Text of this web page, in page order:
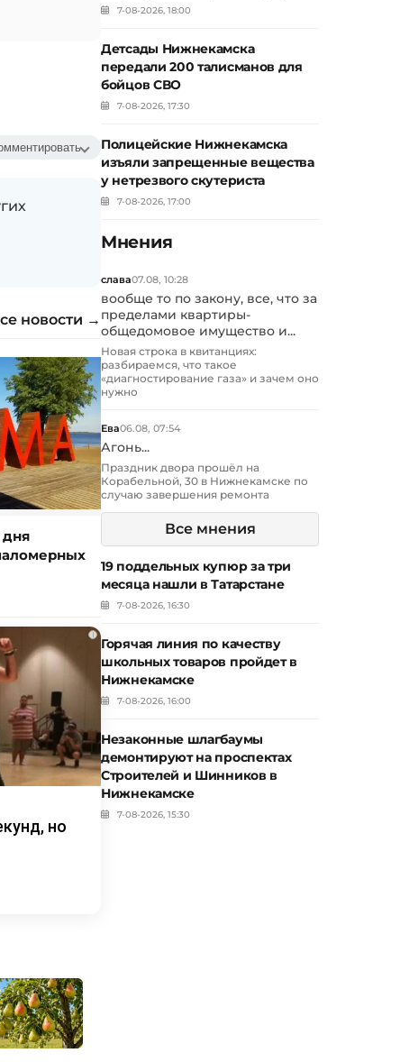
новости →
i
но
7-08-2026, 18:00
Детсады Нижнекамска
передали 200 талисманов для
бойцов СВО
7-08-2026, 17:30
Полицейские Нижнекамска
изъяли запрещенные вещества
у нетрезвого скутериста
7-08-2026, 17:00
Мнения
слава07.08, 10:28
вообще то по закону, все, что за
пределами квартиры-
общедомовое имущество и...
Новая строка в квитанциях:
разбираемся, что такое
«диагностирование газа» и зачем оно
нужно
Ева06.08, 07:54
Агонь...
Праздник двора прошёл на
Корабельной, 30 в Нижнекамске по
случаю завершения ремонта
Все мнения
19 поддельных купюр за три
месяца нашли в Татарстане
7-08-2026, 16:30
Горячая линия по качеству
школьных товаров пройдет в
Нижнекамске
7-08-2026, 16:00
Незаконные шлагбаумы
демонтируют на проспектах
Строителей и Шинников в
Нижнекамске
7-08-2026, 15:30